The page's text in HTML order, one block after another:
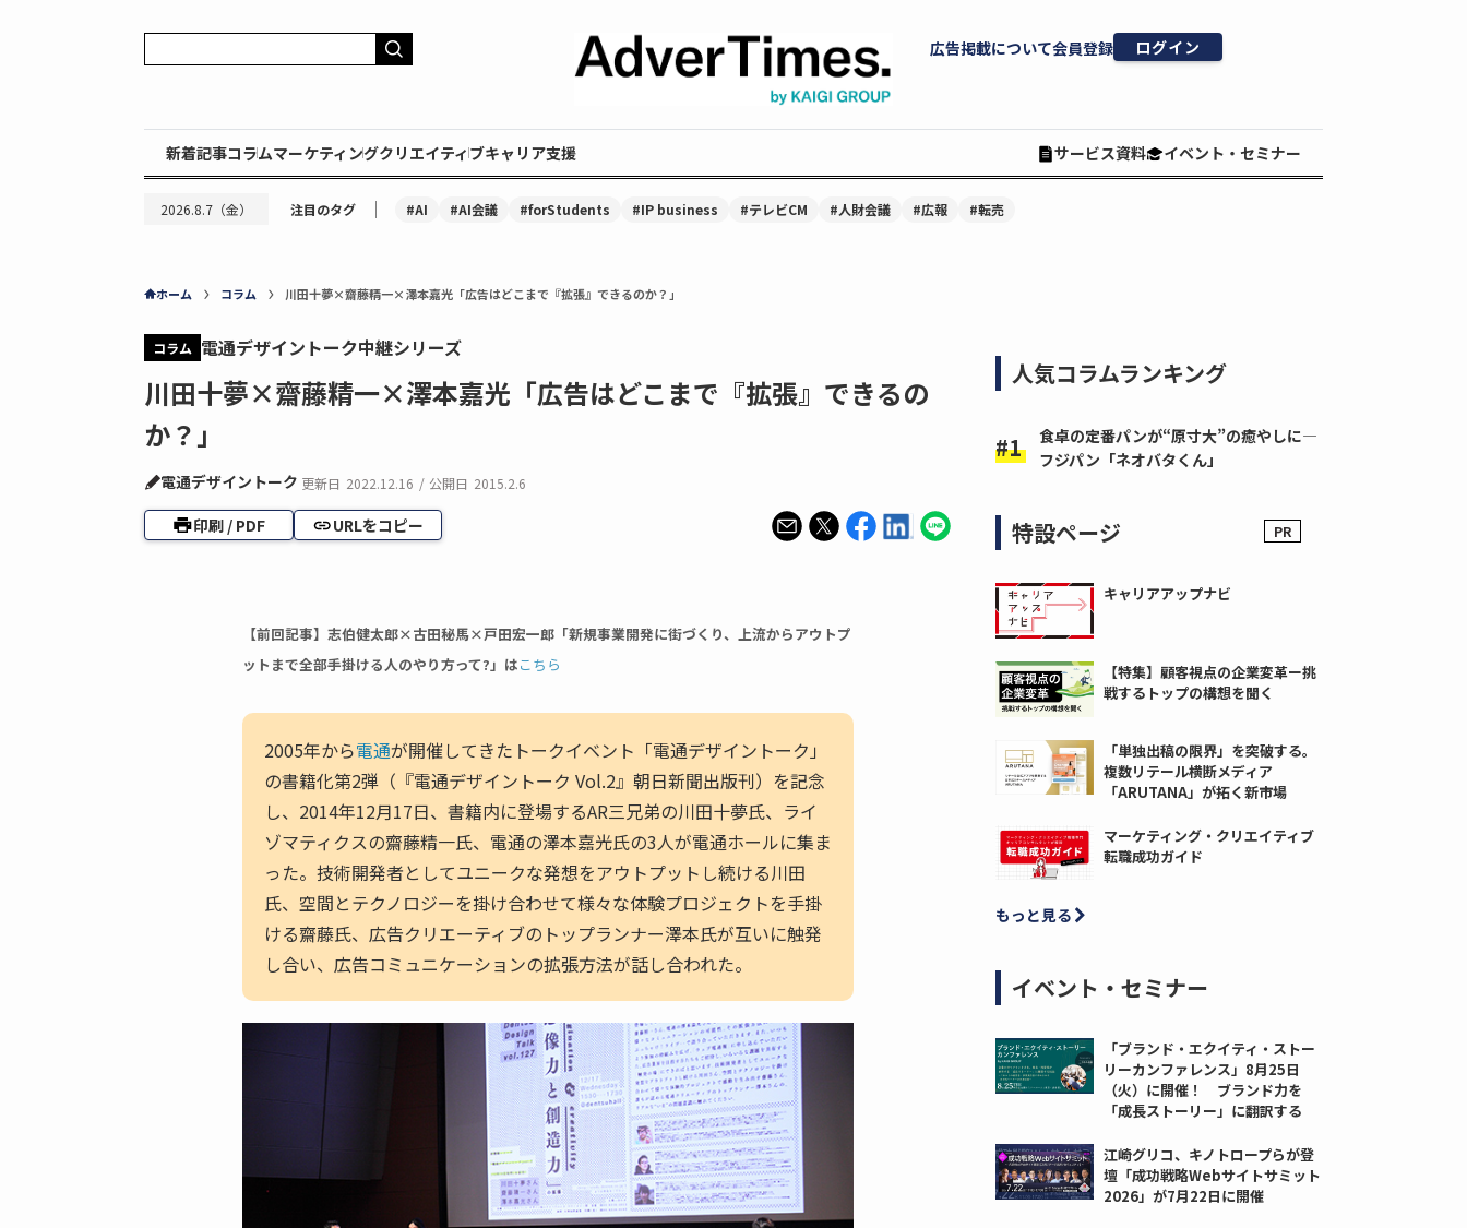
広告掲載について会員登録 ログイン
新着記事コラムマーケティングクリエイティブキャリア支援 サービス資料 イベント・セミナー
2026.8.7（金） 注目のタグ ｜ #AI #AI会議 #forStudents #IP business #テレビCM #人財会議 #広報 #転売
ホーム コラム 川田十夢×齋藤精一×澤本嘉光「広告はどこまで『拡張』できるのか？」
コラム 電通デザイントーク中継シリーズ
川田十夢×齋藤精一×澤本嘉光「広告はどこまで『拡張』できるの
か？」
電通デザイントーク 更新日 2022.12.16 / 公開日 2015.2.6
印刷 / PDF URLをコピー
【前回記事】志伯健太郎×古田秘馬×戸田宏一郎「新規事業開発に街づくり、上流からアウトプ
ットまで全部手掛ける人のやり方って?」はこちら
2005年から電通が開催してきたトークイベント「電通デザイントーク」
の書籍化第2弾（『電通デザイントーク Vol.2』朝日新聞出版刊）を記念
し、2014年12月17日、書籍内に登場するAR三兄弟の川田十夢氏、ライ
ゾマティクスの齋藤精一氏、電通の澤本嘉光氏の3人が電通ホールに集ま
った。技術開発者としてユニークな発想をアウトプットし続ける川田
氏、空間とテクノロジーを掛け合わせて様々な体験プロジェクトを手掛
ける齋藤氏、広告クリエーティブのトップランナー澤本氏が互いに触発
し合い、広告コミュニケーションの拡張方法が話し合われた。
人気コラムランキング
食卓の定番パンが“原寸大”の癒やしに―
フジパン「ネオバタくん」
特設ページ
キャリアアップナビ
【特集】顧客視点の企業変革ー挑
戦するトップの構想を聞く
「単独出稿の限界」を突破する。
複数リテール横断メディア
「ARUTANA」が拓く新市場
マーケティング・クリエイティブ
転職成功ガイド
もっと見る
イベント・セミナー
「ブランド・エクイティ・ストー
リーカンファレンス」8月25日
（火）に開催！ ブランド力を
「成長ストーリー」に翻訳する
江崎グリコ、キノトロープらが登
壇「成功戦略Webサイトサミット
2026」が7月22日に開催